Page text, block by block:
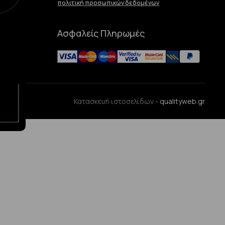
πολιτική προσωπικών δεδομένων
Ασφαλείς Πληρωμές
Κατασκευή ιστοσελίδων - qualityweb.gr